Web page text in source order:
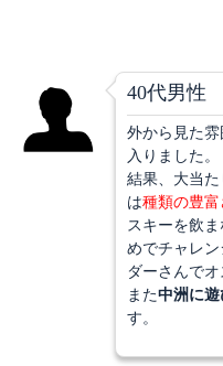
40代男性
外から見た
入りました
結果、大当
は種類の豊富
スキーを飲
めでチャレ
ダーさんで
また中洲に
す。